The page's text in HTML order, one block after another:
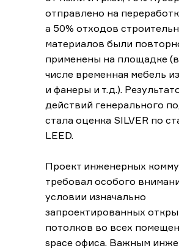
отправлено на
а 50% отходов
материалов были
применены на площадке
числе временная мебель
и фанеры и т.д.).
действий генерального
стала оценка SILVER по
LEED.
Проект инженерных
требовал особого
условии изначально
запроектированных
потолков во всех
space офиса. Важным